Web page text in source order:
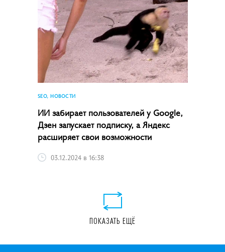
SEO, НОВОСТИ
ИИ забирает пользователей у Google,
Дзен запускает подписку, а Яндекс
расширяет свои возможности
03.12.2024 в 16:38
ПОКАЗАТЬ ЕЩЁ